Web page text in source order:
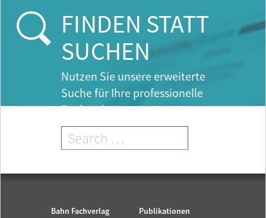
FINDEN STATT
SUCHEN
Nutzen Sie unsere erweiterte
Suche für Ihre professionelle
Recherche.
Bahn Fachverlag Publikationen